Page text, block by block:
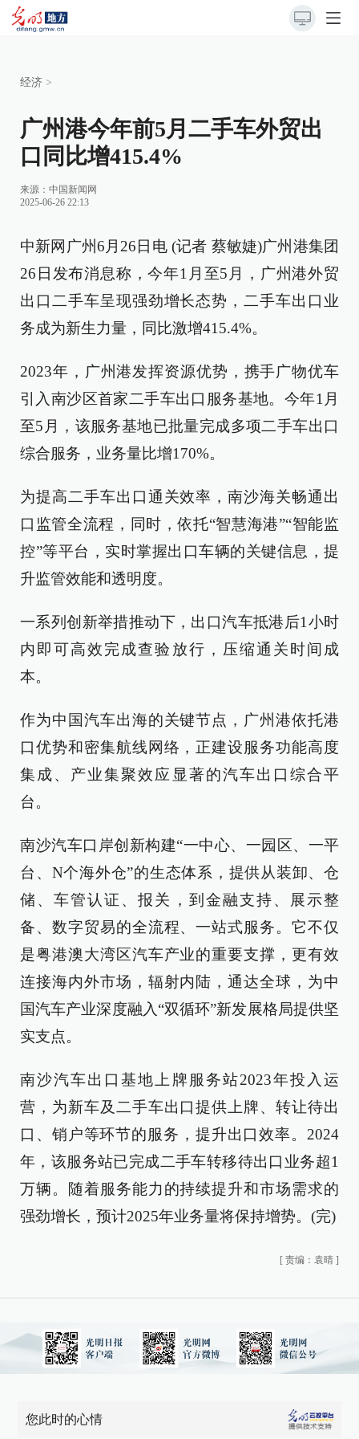
经济 >
广州港今年前5月二手车外贸出
口同比增415.4%
来源： 中国新闻网
2025-06-26 22:13
中新网广州6月26日电 (记者 蔡敏婕)广州港集团
26日发布消息称，今年1月至5月，广州港外贸
出口二手车呈现强劲增长态势，二手车出口业
务成为新生力量，同比激增415.4%。
2023年，广州港发挥资源优势，携手广物优车
引入南沙区首家二手车出口服务基地。今年1月
至5月，该服务基地已批量完成多项二手车出口
综合服务，业务量比增170%。
为提高二手车出口通关效率，南沙海关畅通出
口监管全流程，同时，依托“智慧海港”“智能监
控”等平台，实时掌握出口车辆的关键信息，提
升监管效能和透明度。
一系列创新举措推动下，出口汽车抵港后1小时
内即可高效完成查验放行，压缩通关时间成
本。
作为中国汽车出海的关键节点，广州港依托港
口优势和密集航线网络，正建设服务功能高度
集成、产业集聚效应显著的汽车出口综合平
台。
南沙汽车口岸创新构建“一中心、一园区、一平
台、N个海外仓”的生态体系，提供从装卸、仓
储、车管认证、报关，到金融支持、展示整
备、数字贸易的全流程、一站式服务。它不仅
是粤港澳大湾区汽车产业的重要支撑，更有效
连接海内外市场，辐射内陆，通达全球，为中
国汽车产业深度融入“双循环”新发展格局提供坚
实支点。
南沙汽车出口基地上牌服务站2023年投入运
营，为新车及二手车出口提供上牌、转让待出
口、销户等环节的服务，提升出口效率。2024
年，该服务站已完成二手车转移待出口业务超1
万辆。随着服务能力的持续提升和市场需求的
强劲增长，预计2025年业务量将保持增势。(完)
[ 责编：袁晴 ]
您此时的心情